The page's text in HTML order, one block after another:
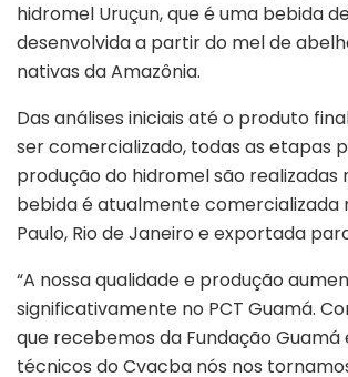
hidromel Uruçun, que é uma bebida
desenvolvida a partir do mel de
nativas da Amazônia.
Das análises iniciais até o produto
ser comercializado, todas as etapas
produção do hidromel são realizadas
bebida é atualmente comercializada
Paulo, Rio de Janeiro e exportada
“A nossa qualidade e produção
significativamente no PCT Guamá.
que recebemos da Fundação Guamá
técnicos do Cvacba nós nos